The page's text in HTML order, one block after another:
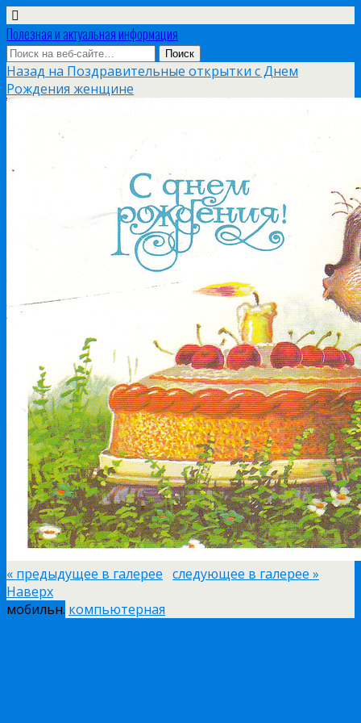
Полезная и актуальная информация
Назад на Поздравительные открытки с Днем
Рождения женщине
« предыдущее в галерее следующее в галерее »
Наверх
мобильн. компьютерная